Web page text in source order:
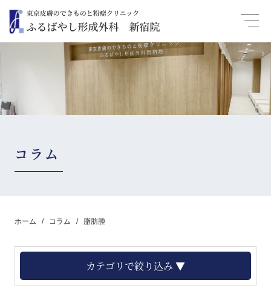
コラム
ホーム コラム 脂肪腫
カテゴリで絞り込み ▼